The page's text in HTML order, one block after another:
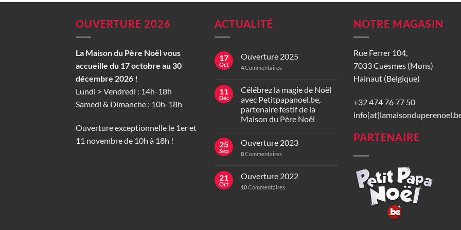
OUVERTURE 2026
La Maison du Père Noël vous
accueille du 17 octobre au 30
décembre 2026 !
Lundi > Vendredi : 14h-18h
Samedi & Dimanche : 10h-18h
Ouverture exceptionnelle le 1er et
11 novembre de 10h à 18h !
ACTUALITÉ
17
Oct
Ouverture 2025
4Commentaires
11
Déc
Célébrez la magie de Noël
avec Petitpapanoel.be,
partenaire festif de la
Maison du Père Noël
25
Sep
Ouverture 2023
8Commentaires
21
Oct
Ouverture 2022
10Commentaires
NOTRE MAGASIN
Rue Ferrer 104,
7033 Cuesmes (Mons)
Hainaut (Belgique)
+32 474 76 77 50
PARTENAIRE